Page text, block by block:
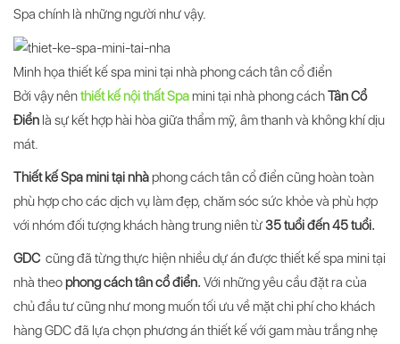
Spa chính là những người như vậy.
Minh họa thiết kế spa mini tại nhà phong cách tân cổ điển
Bởi vậy nênthiết kế nội thất Spamini tại nhà phong cáchTân Cổ
Điển là sự kết hợp hài hòa giữa thẩm mỹ, âm thanh và không khí dịu
mát.
Thiết kế Spa mini tại nhàphong cách tân cổ điển cũng hoàn toàn
phù hợp cho các dịch vụ làm đẹp, chăm sóc sức khỏe và phù hợp
với nhóm đối tượng khách hàng trung niên từ35 tuổi đến 45 tuổi.
GDC cũng đã từng thực hiện nhiều dự án được thiết kế spa mini tại
nhà theophong cách tân cổ điển. Với những yêu cầu đặt ra của
chủ đầu tư cũng như mong muốn tối ưu về mặt chi phí cho khách
hàng GDC đã lựa chọn phương án thiết kế với gam màu trắng nhẹ